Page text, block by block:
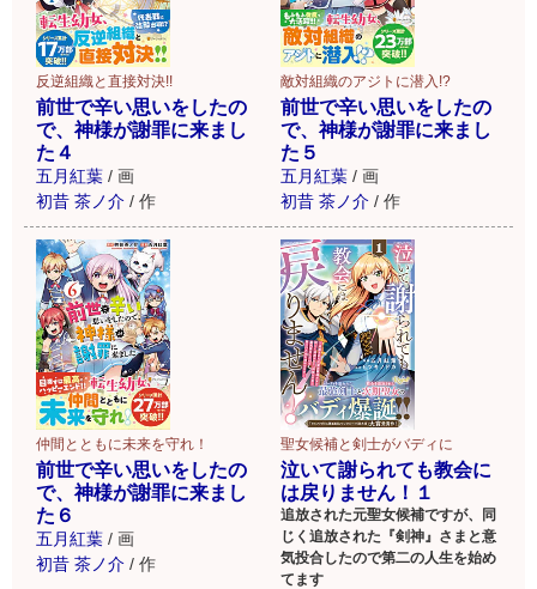
反逆組織と直接対決!!
前世で辛い思いをしたの
で、神様が謝罪に来まし
た４
五月紅葉 / 画
初昔 茶ノ介 / 作
敵対組織のアジトに潜入!?
前世で辛い思いをしたの
で、神様が謝罪に来まし
た５
五月紅葉 / 画
初昔 茶ノ介 / 作
仲間とともに未来を守れ！
前世で辛い思いをしたの
で、神様が謝罪に来まし
た６
五月紅葉 / 画
初昔 茶ノ介 / 作
聖女候補と剣士がバディに
泣いて謝られても教会に
は戻りません！１
追放された元聖女候補ですが、同
じく追放された『剣神』さまと意
気投合したので第二の人生を始め
てます